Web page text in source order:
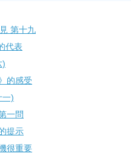
第十九
代表
)
的感受
一)
一問
提示
很重要